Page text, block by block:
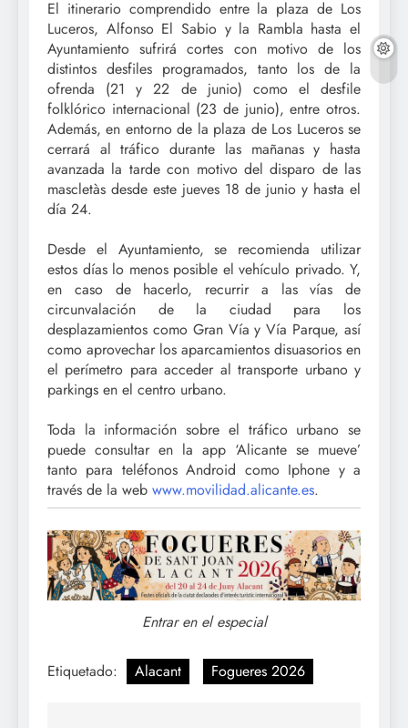
El itinerario comprendido entre la plaza de Los
Luceros, Alfonso El Sabio y la Rambla hasta el
Ayuntamiento sufrirá cortes con motivo de los
distintos desfiles programados, tanto los de la
ofrenda (21 y 22 de junio) como el desfile
folklórico internacional (23 de junio), entre otros.
Además, en entorno de la plaza de Los Luceros se
cerrará al tráfico durante las mañanas y hasta
avanzada la tarde con motivo del disparo de las
mascletàs desde este jueves 18 de junio y hasta el
día 24.
Desde el Ayuntamiento, se recomienda utilizar
estos días lo menos posible el vehículo privado. Y,
en caso de hacerlo, recurrir a las vías de
circunvalación de la ciudad para los
desplazamientos como Gran Vía y Vía Parque, así
como aprovechar los aparcamientos disuasorios en
el perímetro para acceder al transporte urbano y
parkings en el centro urbano.
Toda la información sobre el tráfico urbano se
puede consultar en la app ‘Alicante se mueve’
tanto para teléfonos Android como Iphone y a
través de la web www.movilidad.alicante.es.
Entrar en el especial
Etiquetado: Alacant Fogueres 2026